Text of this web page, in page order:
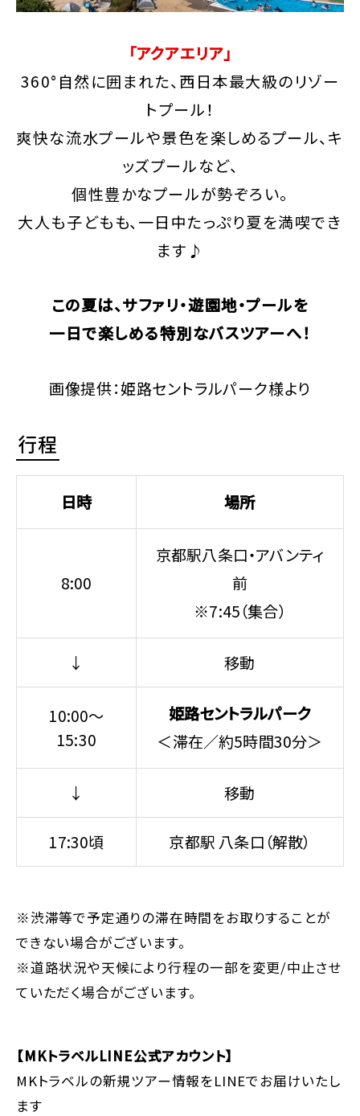
「アクアエリア」
360°自然に囲まれた、西日本最大級のリゾー
トプール！
爽快な流水プールや景色を楽しめるプール、キ
ッズプールなど、
個性豊かなプールが勢ぞろい。
大人も子どもも、一日中たっぷり夏を満喫でき
ます♪
この夏は、サファリ・遊園地・プールを
一日で楽しめる特別なバスツアーへ！
画像提供：姫路セントラルパーク様より
行程
日時 場所
8:00
京都駅八条口・アバンティ
前
※7:45（集合）
↓ 移動
10:00～
15:30
姫路セントラルパーク
＜滞在／約5時間30分＞
↓ 移動
17:30頃 京都駅 八条口（解散）
※渋滞等で予定通りの滞在時間をお取りすることが
できない場合がございます。
※道路状況や天候により行程の一部を変更/中止させ
ていただく場合がございます。
【MKトラベルLINE公式アカウント】
MKトラベルの新規ツアー情報をLINEでお届けいたし
ます